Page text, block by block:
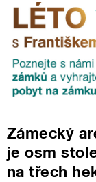
Zámecký
je osm
na třech